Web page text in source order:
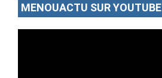
MENOUACTU SUR YOUTUBE